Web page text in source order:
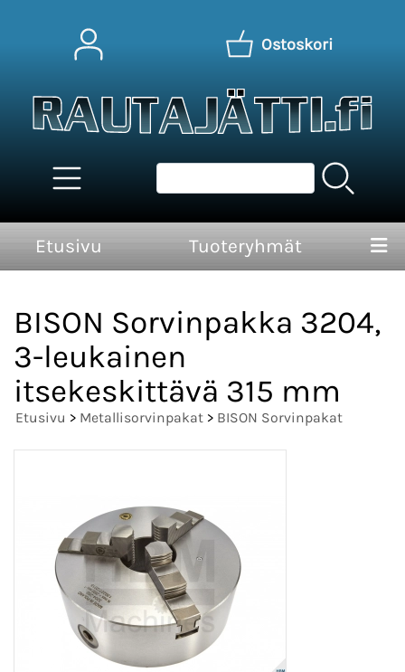
Ostoskori
Etusivu Tuoteryhmät
BISON Sorvinpakka 3204,
3-leukainen
itsekeskittävä 315 mm
Etusivu > Metallisorvinpakat > BISON Sorvinpakat